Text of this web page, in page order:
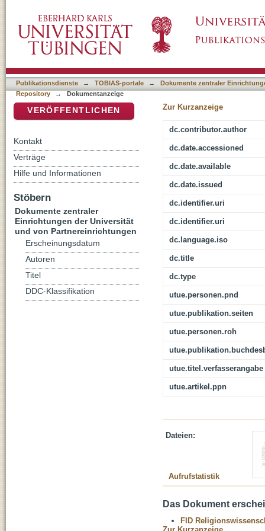
Publikationsdienste → TOBIAS-portale →
Dokumente zentraler
Repository
→ Dokumentanzeige
Zur Kurzanzeige
dc.contributor.author
dc.date.accessioned
dc.date.available
dc.date.issued
dc.identifier.uri
dc.identifier.uri
dc.language.iso
dc.title
dc.type
utue.personen.pnd
utue.publikation.seiten
utue.personen.roh
utue.titel.verfasserangabe
utue.artikel.ppn
Dateien:
Aufrufstatistik
Das Dokument
FID
VERÖFFENTLICHEN
Kontakt
Verträge
Hilfe und Informationen
Stöbern
Dokumente zentraler
Einrichtungen der Universität
und von Partnereinrichtungen
Erscheinungsdatum
Autoren
Titel
DDC-Klassifikation